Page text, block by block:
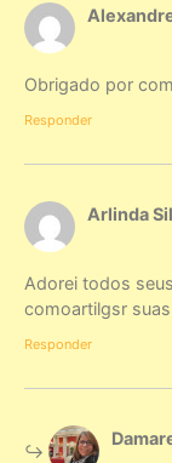
Obrigado por
Responder
Arlinda
Adorei todos
comoartilgsr
Responder